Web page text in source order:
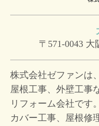
〒571-0043 大
株式会社ゼファンは
屋根工事、外壁工事
リフォーム会社です
カバー工事、屋根修